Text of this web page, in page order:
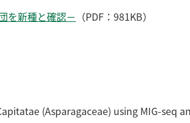
を新種と確認－ （PDF：981KB）
(Asparagaceae) using MIG-seq